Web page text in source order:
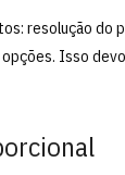
resolução do
Isso